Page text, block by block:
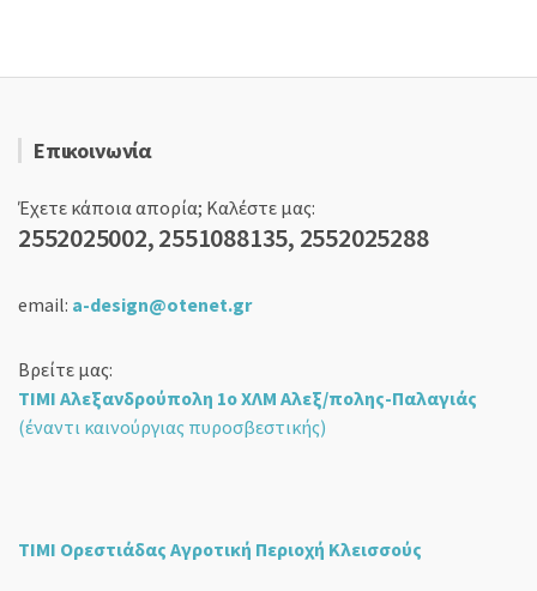
Επικοινωνία
Έχετε κάποια απορία; Καλέστε μας:
2552025002, 2551088135, 2552025288
email: a-design@otenet.gr
Βρείτε μας:
ΤΙΜΙ Αλεξανδρούπολη 1ο ΧΛΜ Αλεξ/πολης-Παλαγιάς
(έναντι καινούργιας πυροσβεστικής)
ΤΙΜΙ Ορεστιάδας Αγροτική Περιοχή Κλεισσούς